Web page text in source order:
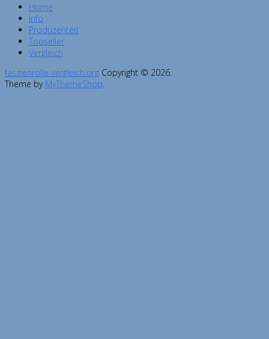
Home
Info
Produzenten
Topseller
Vergleich
faszienrolle-vergleich.org Copyright © 2026.
Theme by MyThemeShop.